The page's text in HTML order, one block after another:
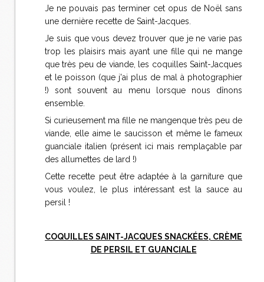
Je ne pouvais pas terminer cet opus de Noël sans
une dernière recette de Saint-Jacques.
Je suis que vous devez trouver que je ne varie pas
trop les plaisirs mais ayant une fille qui ne mange
que très peu de viande, les coquilles Saint-Jacques
et le poisson (que j'ai plus de mal à photographier
!) sont souvent au menu lorsque nous dînons
ensemble.
Si curieusement ma fille ne mangenque très peu de
viande, elle aime le saucisson et même le fameux
guanciale italien (présent ici mais remplaçable par
des allumettes de lard !)
Cette recette peut être adaptée à la garniture que
vous voulez, le plus intéressant est la sauce au
persil !
COQUILLES SAINT-JACQUES SNACKÉES, CRÈME
DE PERSIL ET GUANCIALE